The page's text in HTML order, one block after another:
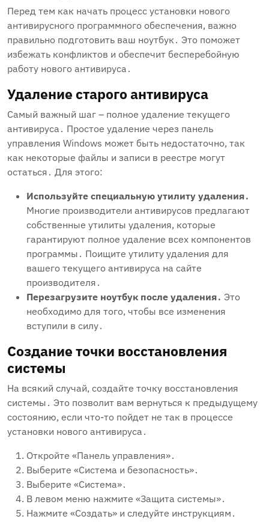
Перед тем как начать процесс установки нового
антивирусного программного обеспечения‚ важно
правильно подготовить ваш ноутбук․ Это поможет
избежать конфликтов и обеспечит бесперебойную
работу нового антивируса․
Удаление старого антивируса
Самый важный шаг – полное удаление текущего
антивируса․ Простое удаление через панель
управления Windows может быть недостаточно‚ так
как некоторые файлы и записи в реестре могут
остаться․ Для этого:
Используйте специальную утилиту удаления․
Многие производители антивирусов предлагают
собственные утилиты удаления‚ которые
гарантируют полное удаление всех компонентов
программы․ Поищите утилиту удаления для
вашего текущего антивируса на сайте
производителя․
Перезагрузите ноутбук после удаления․ Это
необходимо для того‚ чтобы все изменения
вступили в силу․
Создание точки восстановления
системы
На всякий случай‚ создайте точку восстановления
системы․ Это позволит вам вернуться к предыдущему
состоянию‚ если что-то пойдет не так в процессе
установки нового антивируса․
Откройте «Панель управления»․
Выберите «Система и безопасность»․
Выберите «Система»․
В левом меню нажмите «Защита системы»․
Нажмите «Создать» и следуйте инструкциям․